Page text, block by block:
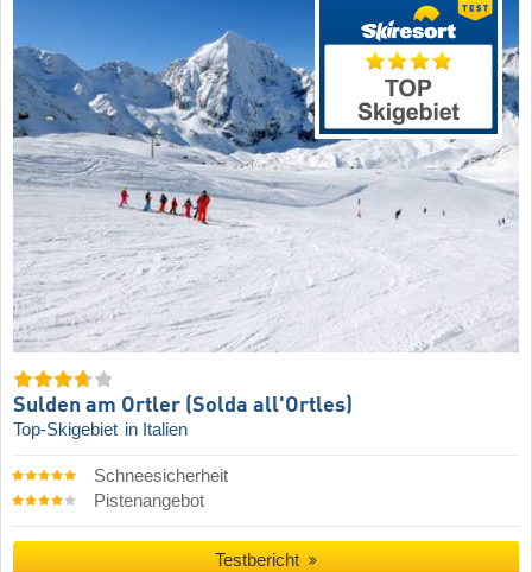
Sulden am Ortler (Solda all'Ortles)
Top-Skigebiet in Italien
Schneesicherheit
Pistenangebot
Testbericht